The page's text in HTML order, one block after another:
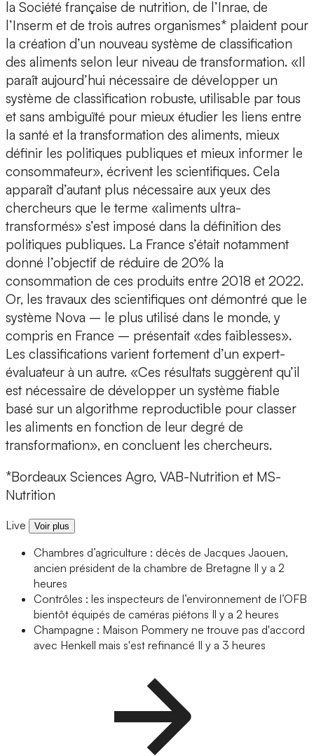
la Société française de nutrition, de l’Inrae, de
l’Inserm et de trois autres organismes* plaident pour
la création d’un nouveau système de classification
des aliments selon leur niveau de transformation. «Il
paraît aujourd’hui nécessaire de développer un
système de classification robuste, utilisable par tous
et sans ambiguïté pour mieux étudier les liens entre
la santé et la transformation des aliments, mieux
définir les politiques publiques et mieux informer le
consommateur», écrivent les scientifiques. Cela
apparaît d’autant plus nécessaire aux yeux des
chercheurs que le terme «aliments ultra-
transformés» s’est imposé dans la définition des
politiques publiques. La France s’était notamment
donné l’objectif de réduire de 20% la
consommation de ces produits entre 2018 et 2022.
Or, les travaux des scientifiques ont démontré que le
système Nova – le plus utilisé dans le monde, y
compris en France – présentait «des faiblesses».
Les classifications varient fortement d’un expert-
évaluateur à un autre. «Ces résultats suggèrent qu’il
est nécessaire de développer un système fiable
basé sur un algorithme reproductible pour classer
les aliments en fonction de leur degré de
transformation», en concluent les chercheurs.
*Bordeaux Sciences Agro, VAB-Nutrition et MS-
Nutrition
Live Voir plus
Chambres d’agriculture : décès de Jacques Jaouen,
ancien président de la chambre de Bretagne Il y a 2
heures
Contrôles : les inspecteurs de l’environnement de l’OFB
bientôt équipés de caméras piétons Il y a 2 heures
Champagne : Maison Pommery ne trouve pas d'accord
avec Henkell mais s'est refinancé Il y a 3 heures